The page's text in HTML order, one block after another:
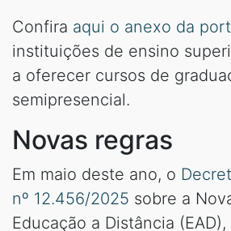
Confira aqui o anexo da
instituições de ensino
a oferecer cursos de
semipresencial.
Novas regras
Em maio deste ano, o
nº 12.456/2025 sobre a
Educação a Distância (EAD),